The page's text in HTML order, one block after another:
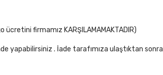
firmamız KARŞILAMAMAKTADIR)
yapabilirsiniz . İade tarafımıza ulaştıktan sonra